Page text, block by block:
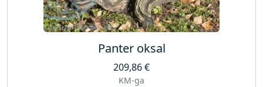
Panter oksal
209,86€
KM-ga